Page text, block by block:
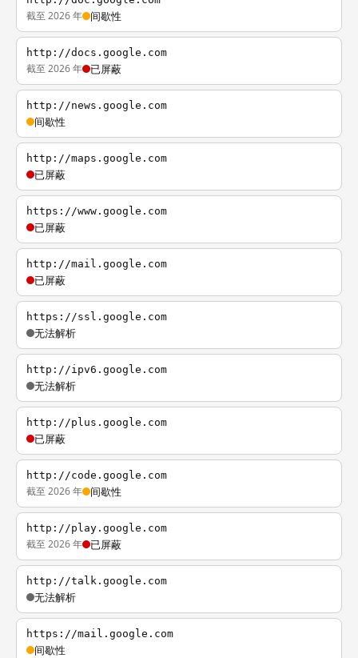
截至 2026 年 间歇性
http://docs.google.com
截至 2026 年 已屏蔽
http://news.google.com
间歇性
http://maps.google.com
已屏蔽
https://www.google.com
已屏蔽
http://mail.google.com
已屏蔽
https://ssl.google.com
无法解析
http://ipv6.google.com
无法解析
http://plus.google.com
已屏蔽
http://code.google.com
截至 2026 年 间歇性
http://play.google.com
截至 2026 年 已屏蔽
http://talk.google.com
无法解析
https://mail.google.com
间歇性